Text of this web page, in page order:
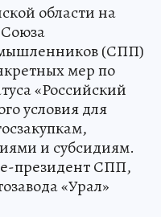
области на
(СПП)
мер по
«Российский
условия для
и субсидиям.
президент СПП,
«Урал»